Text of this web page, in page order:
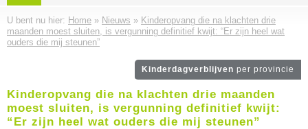
U bent nu hier: Home » Nieuws » Kinderopvang die na klachten drie
maanden moest sluiten, is vergunning definitief kwijt: “Er zijn heel wat
ouders die mij steunen”
Kinderdagverblijven per provincie
Kinderopvang die na klachten drie maanden
moest sluiten, is vergunning definitief kwijt:
“Er zijn heel wat ouders die mij steunen”